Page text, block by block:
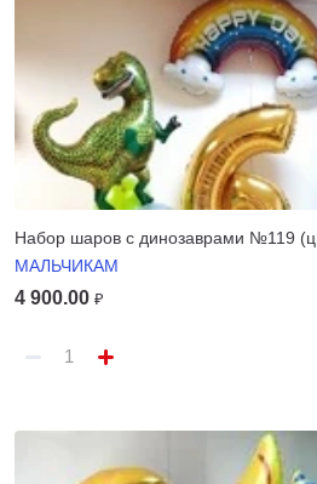
Набор шаров с динозаврами №119
МАЛЬЧИКАМ
4 900.00 ₽